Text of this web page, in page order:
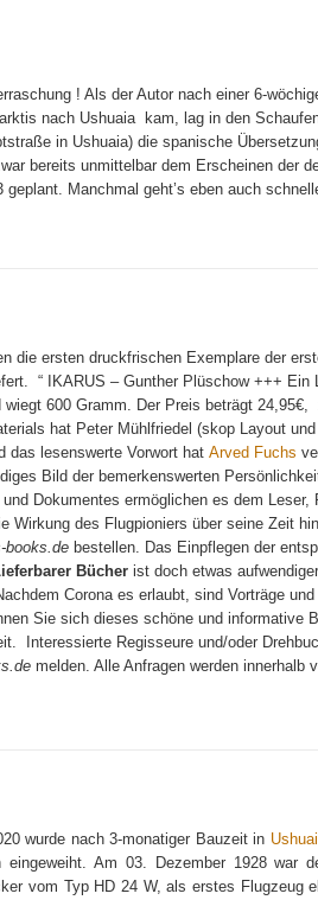
! Als der Autor nach einer 6-
nach Ushuaia kam, lag in den
in Ushuaia) die spanische
bereits unmittelbar dem Erscheinen der
geplant. Manchmal geht’s eben auch
die ersten druckfrischen Exemplare der
“ IKARUS – Gunther Plüschow +++ Ein
wiegt 600 Gramm. Der Preis beträgt
hat Peter Mühlfriedel (skop Layout
das lesenswerte Vorwort hatArved Fuchs
Bild der bemerkenswerten
Dokumentes ermöglichen es dem
Wirkung des Flugpioniers über seine Zeit
books.de bestellen. Das Einpflegen der
Bücher ist doch etwas
Corona es erlaubt, sind Vorträge
Sie sich dieses schöne und informative
Interessierte Regisseure und/oder
melden. Alle Anfragen werden innerhalb
wurde nach 3-monatiger Bauzeit in
eingeweiht. Am 03. Dezember 1928 war
vom Typ HD 24 W, als erstes Flugzeug